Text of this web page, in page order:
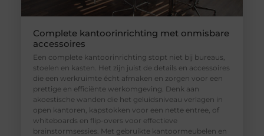
Complete kantoorinrichting met onmisbare
accessoires
Een complete kantoorinrichting stopt niet bij bureaus,
stoelen en kasten. Het zijn juist de details en accessoires
die een werkruimte écht afmaken en zorgen voor een
prettige en efficiënte werkomgeving. Denk aan
akoestische wanden die het geluidsniveau verlagen in
open kantoren, kapstokken voor een nette entree, of
whiteboards en flip-overs voor effectieve
brainstormsessies. Met gebruikte kantoormeubelen en